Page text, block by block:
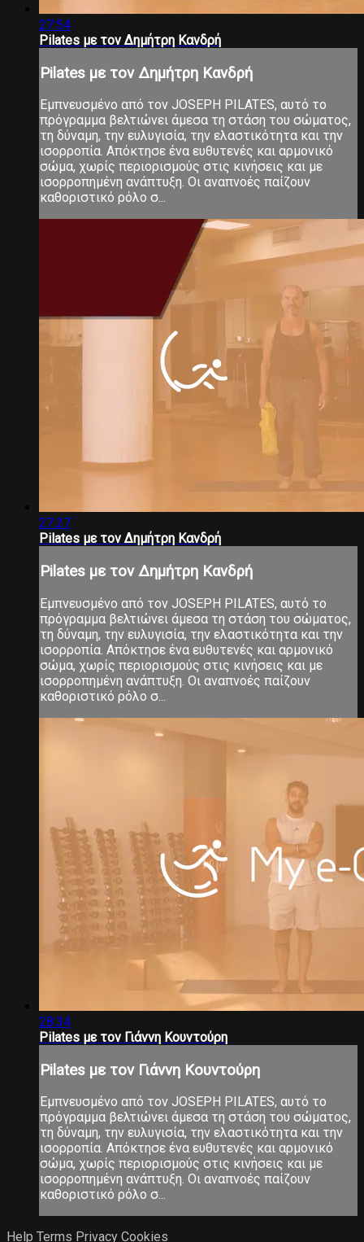
27:54
Pilates με τον Δημήτρη Κανδρή
Pilates με τον Δημήτρη Κανδρή
Εμπνευσμένο από τον JOSEPH PILATES, αυτό το
πρόγραμμα βελτιώνει άμεσα τη στάση του σώματος,
τη δύναμη, την ευλυγισία, την ελαστικότητα και την
ισορροπία. Απόκτησε ένα ευθυτενές και αρμονικό
σώμα, χωρίς περιορισμούς στις κινήσεις και με
ισορροπημένη ανάπτυξη. Οι αναπνοές παίζουν
καθοριστικό ρόλο σ...
27:27
Pilates με τον Δημήτρη Κανδρή
Pilates με τον Δημήτρη Κανδρή
Εμπνευσμένο από τον JOSEPH PILATES, αυτό το
πρόγραμμα βελτιώνει άμεσα τη στάση του σώματος,
τη δύναμη, την ευλυγισία, την ελαστικότητα και την
ισορροπία. Απόκτησε ένα ευθυτενές και αρμονικό
σώμα, χωρίς περιορισμούς στις κινήσεις και με
ισορροπημένη ανάπτυξη. Οι αναπνοές παίζουν
καθοριστικό ρόλο σ...
28:34
Pilates με τον Γιάννη Κουντούρη
Pilates με τον Γιάννη Κουντούρη
Εμπνευσμένο από τον JOSEPH PILATES, αυτό το
πρόγραμμα βελτιώνει άμεσα τη στάση του σώματος,
τη δύναμη, την ευλυγισία, την ελαστικότητα και την
ισορροπία. Απόκτησε ένα ευθυτενές και αρμονικό
σώμα, χωρίς περιορισμούς στις κινήσεις και με
ισορροπημένη ανάπτυξη. Οι αναπνοές παίζουν
καθοριστικό ρόλο σ...
Help Terms Privacy Cookies